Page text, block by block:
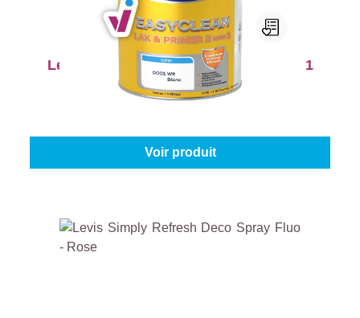
Levis EasyClean Laque & Primer 2 in 1
Couleur (Levis):Blanc| Contenu:
Voir produit